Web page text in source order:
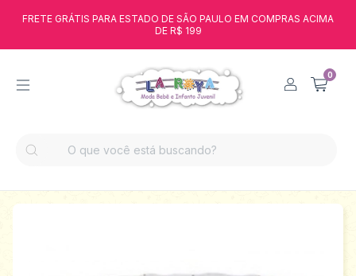
FRETE GRÁTIS PARA ESTADO DE SÃO PAULO EM COMPRAS ACIMA
DE R$ 199
0